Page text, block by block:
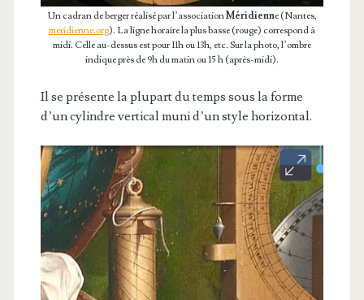
Un cadran de berger réalisé par l’associationMéridienne (Nantes,
meridienne.org). La ligne horaire la plus basse (rouge) correspond à
midi. Celle au-dessus est pour 11h ou 13h, etc. Sur la photo, l’ombre
indique près de 9h du matin ou 15 h (après-midi).
Il se présente la plupart du temps sous la forme
d’un cylindre vertical muni d’un style horizontal.